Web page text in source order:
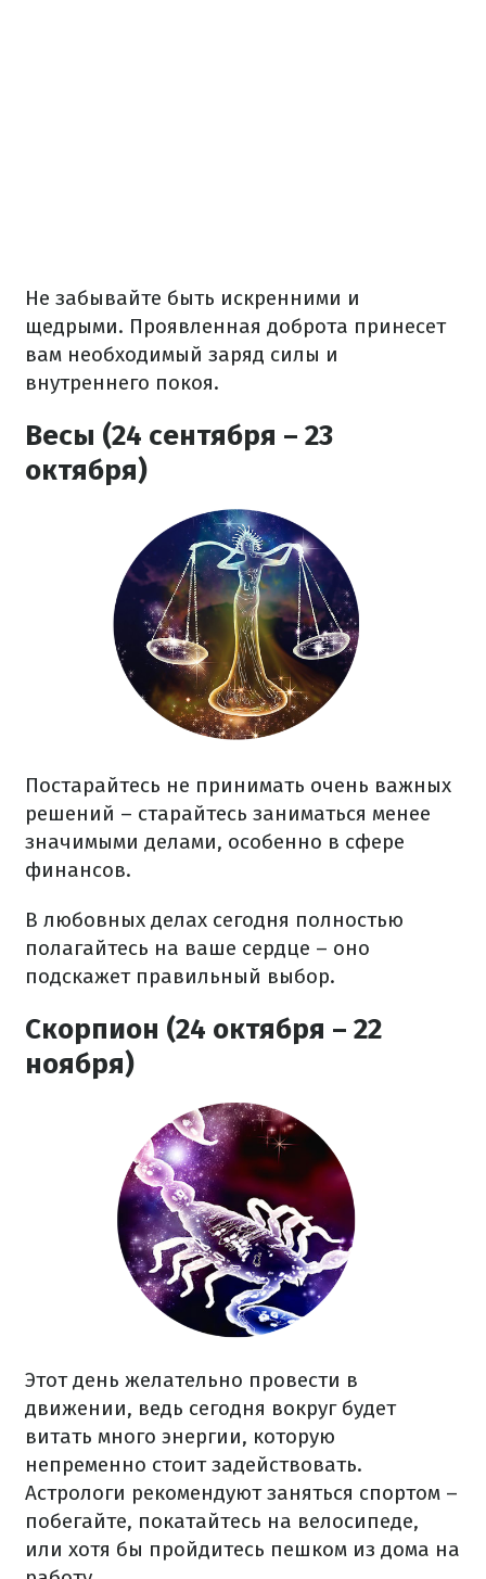
Не забывайте быть искренними и
щедрыми. Проявленная доброта принесет
вам необходимый заряд силы и
внутреннего покоя.
Весы (24 сентября – 23
октября)
Постарайтесь не принимать очень важных
решений – старайтесь заниматься менее
значимыми делами, особенно в сфере
финансов.
В любовных делах сегодня полностью
полагайтесь на ваше сердце – оно
подскажет правильный выбор.
Скорпион (24 октября – 22
ноября)
Этот день желательно провести в
движении, ведь сегодня вокруг будет
витать много энергии, которую
непременно стоит задействовать.
Астрологи рекомендуют заняться спортом –
побегайте, покатайтесь на велосипеде,
или хотя бы пройдитесь пешком из дома на